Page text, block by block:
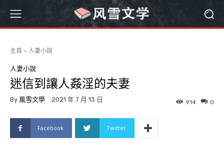
主頁 人妻小說
人妻小說
迷信到讓人姦淫的夫妻
By 風雪文學 2021 年 7 月 13 日 0
914
Facebook Twitter